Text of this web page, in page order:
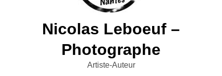
Nicolas Leboeuf –
Photographe
Artiste-Auteur